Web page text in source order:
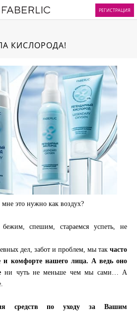
РЕГИСТРАЦИЯ
КИСЛОРОДА!
это нужно как воздух?
спешим, стараемся успеть, не
дел, забот и проблем, мы так часто
и комфорте нашего лица. А ведь оно
ни чуть не меньше чем мы сами… А
средств по уходу за Вашим